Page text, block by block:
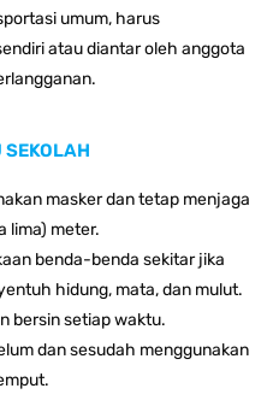
umum, harus
atau diantar oleh anggota
masker dan tetap menjaga
lima) meter.
benda-benda sekitar jika
hidung, mata, dan mulut.
bersin setiap waktu.
dan sesudah menggunakan